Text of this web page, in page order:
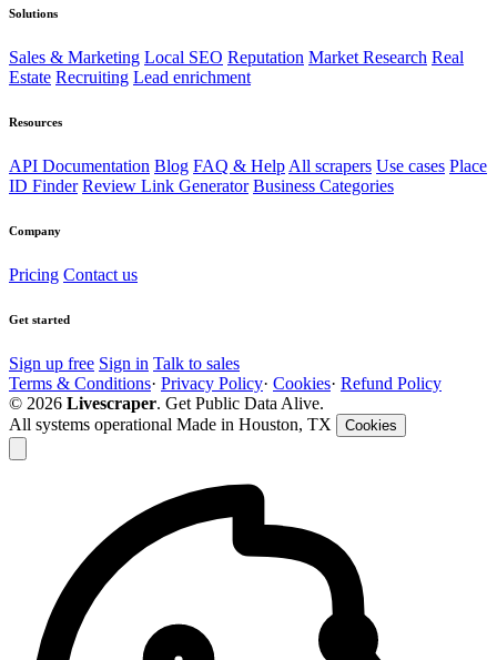
Solutions
Sales & Marketing Local SEO Reputation Market Research Real
Estate Recruiting Lead enrichment
Resources
API Documentation Blog FAQ & Help All scrapers Use cases Place
ID Finder Review Link Generator Business Categories
Company
Pricing Contact us
Get started
Sign up free Sign in Talk to sales
Terms & Conditions· Privacy Policy· Cookies· Refund Policy
© 2026 Livescraper. Get Public Data Alive.
All systems operational Made in Houston, TX Cookies